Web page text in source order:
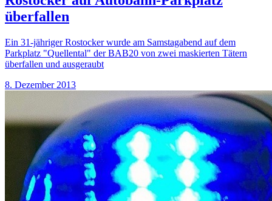
überfallen
Ein 31-jähriger Rostocker wurde am Samstagabend auf dem
Parkplatz "Quellental" der BAB20 von zwei maskierten Tätern
überfallen und ausgeraubt
8. Dezember 2013